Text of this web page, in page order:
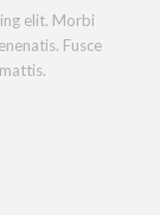
elit. Morbi
Fusce